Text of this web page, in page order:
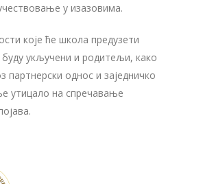
у изазовима.
које ће школа предузети
укључени и родитељи, како
партнерски однос и заједничко
утицало на спречавање